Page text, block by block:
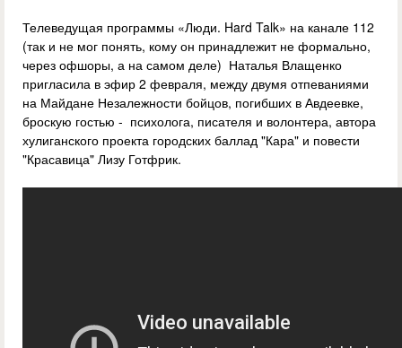
Телеведущая программы «Люди. Hard Talk» на канале 112
(так и не мог понять, кому он принадлежит не формально,
через офшоры, а на самом деле) Наталья Влащенко
пригласила в эфир 2 февраля, между двумя отпеваниями
на Майдане Незалежности бойцов, погибших в Авдеевке,
броскую гостью - психолога, писателя и волонтера, автора
хулиганского проекта городских баллад "Кара" и повести
"Красавица" Лизу Готфрик.